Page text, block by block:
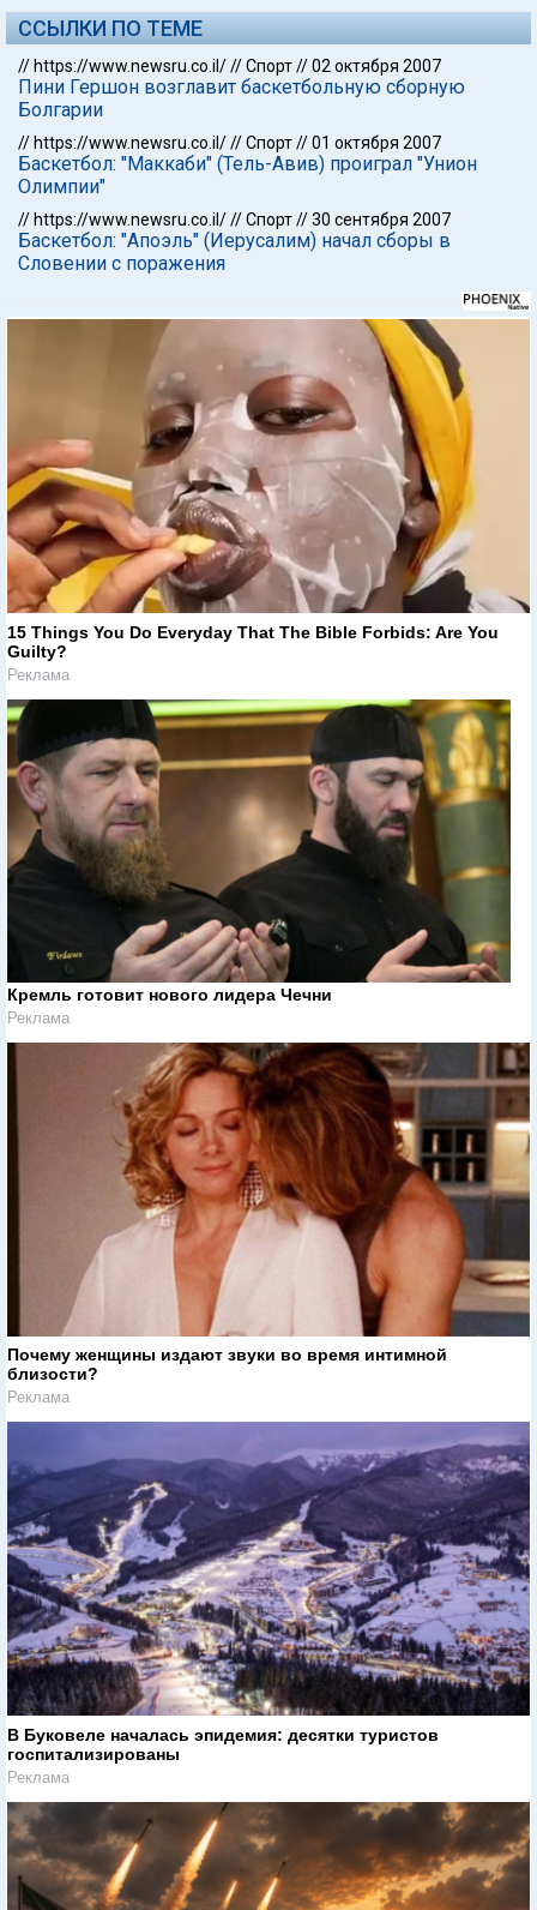
ССЫЛКИ ПО ТЕМЕ
// https://www.newsru.co.il///Спорт//02 октября 2007
Пини Гершон возглавит баскетбольную сборную
Болгарии
// https://www.newsru.co.il///Спорт//01 октября 2007
Баскетбол: "Маккаби" (Тель-Авив) проиграл "Унион
Олимпии"
// https://www.newsru.co.il///Спорт//30 сентября 2007
Баскетбол: "Апоэль" (Иерусалим) начал сборы в
Словении с поражения
15 Things You Do Everyday That The Bible Forbids: Are You
Guilty?
Реклама
Кремль готовит нового лидера Чечни
Реклама
Почему женщины издают звуки во время интимной
близости?
Реклама
В Буковеле началась эпидемия: десятки туристов
госпитализированы
Реклама